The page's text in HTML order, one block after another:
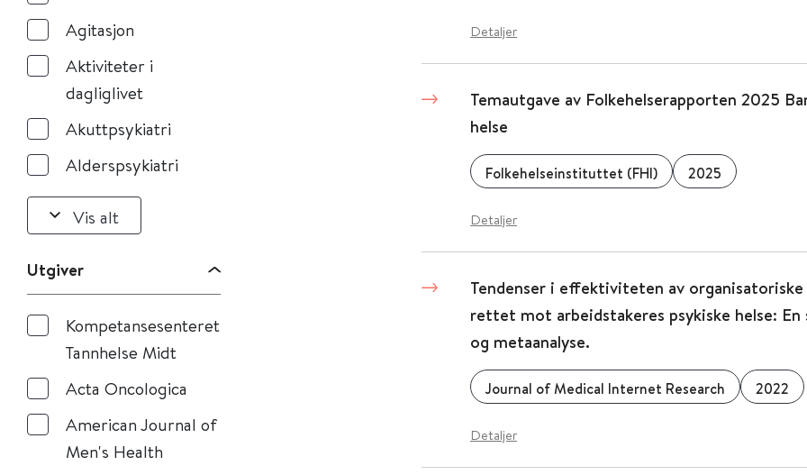
Agitasjon
Aktiviteter i
dagliglivet
Akuttpsykiatri
Alderspsykiatri
Vis alt
Utgiver
Kompetansesenteret
Tannhelse Midt
Acta Oncologica
American Journal of
Men's Health
Detaljer
Temautgave av Folkehelserapporten 2025
helse
Folkehelseinstituttet (FHI) 2025
Detaljer
Tendenser i effektiviteten av
rettet mot arbeidstakeres psykiske helse:
og metaanalyse.
Journal of Medical Internet Research 2022
Detaljer